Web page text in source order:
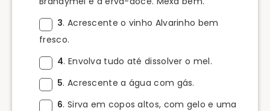
3. Acrescente o vinho Alvarinho bem
fresco.
4. Envolva tudo até dissolver o mel.
5. Acrescente a água com gás.
6. Sirva em copos altos, com gelo e uma